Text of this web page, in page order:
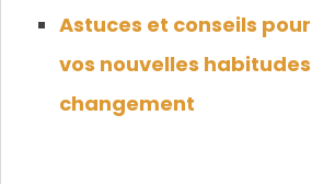
Astuces et conseils
vos nouvelles
changement